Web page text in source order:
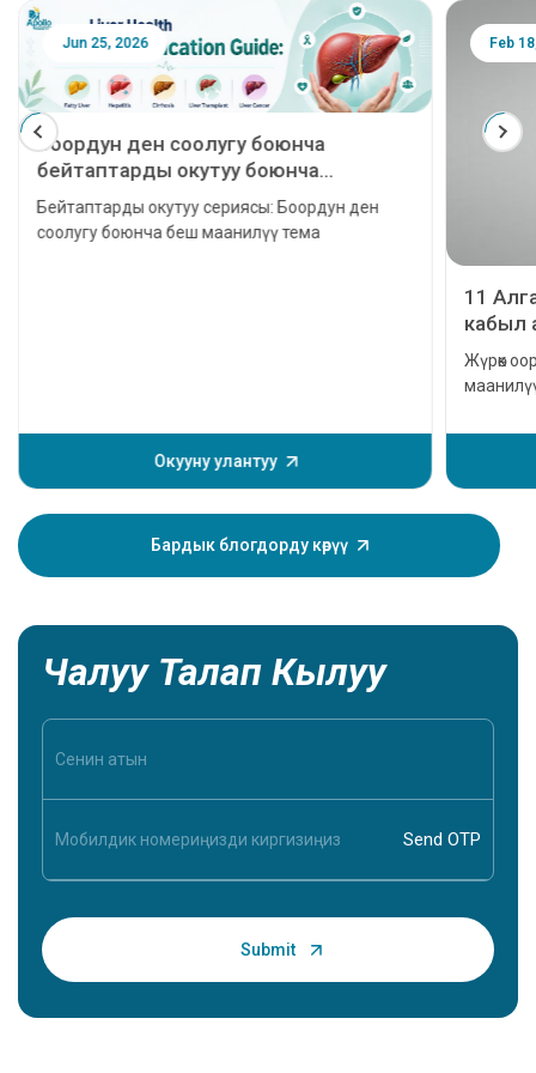
Jun 25, 2026
Боордун ден соолугу боюнча
бейтаптарды окутуу боюнча
колдонмо: Майлуу боор, гепатит,
цирроз, боорду трансплантациялоо
жана боор рагы
Бейтаптарды окутуу сериясы: Боордун ден
соолугу боюнча беш маанилүү тема
Окууну улантуу
Feb
11
кабыл
Жүрөк
электе,
жана
Бардык блогдорду көрүү
Чалуу Талап Кылуу